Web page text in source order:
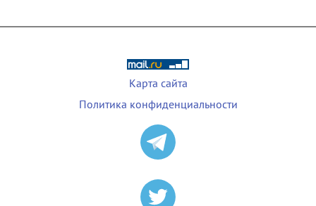
Карта сайта
Политика конфиденциальности